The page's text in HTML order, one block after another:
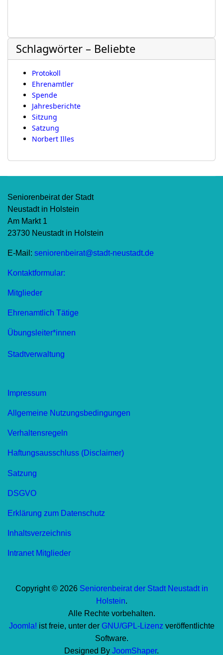
Schlagwörter – Beliebte
Protokoll
Ehrenamtler
Spende
Jahresberichte
Sitzung
Satzung
Norbert Illes
Seniorenbeirat der Stadt
Neustadt in Holstein
Am Markt 1
23730 Neustadt in Holstein
E-Mail: seniorenbeirat@stadt-neustadt.de
Kontaktformular:
Mitglieder
Ehrenamtlich Tätige
Übungsleiter*innen
Stadtverwaltung
Impressum
Allgemeine Nutzungsbedingungen
Verhaltensregeln
Haftungsausschluss (Disclaimer)
Satzung
DSGVO
Erklärung zum Datenschutz
Inhaltsverzeichnis
Intranet Mitglieder
Copyright © 2026 Seniorenbeirat der Stadt Neustadt in
Holstein.
Alle Rechte vorbehalten.
Joomla! ist freie, unter der GNU/GPL-Lizenz veröffentlichte
Software.
Designed By JoomShaper.